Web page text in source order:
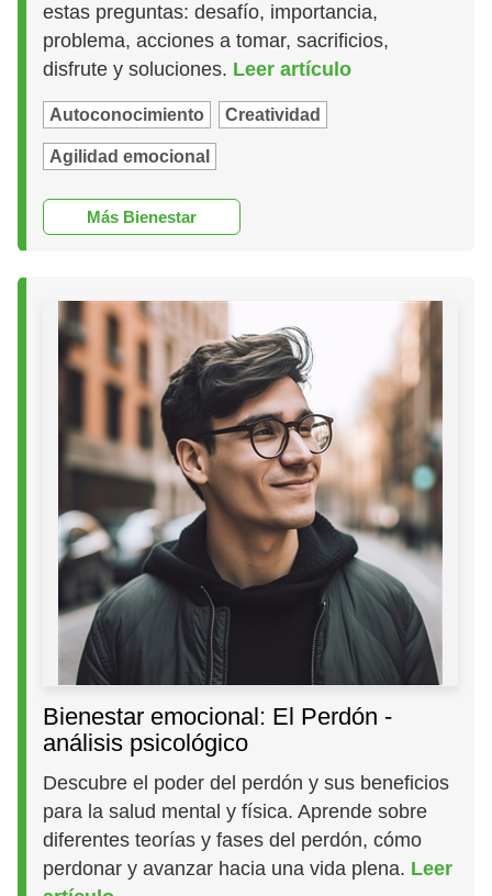
estas preguntas: desafío, importancia,
problema, acciones a tomar, sacrificios,
disfrute y soluciones. Leer artículo
Autoconocimiento Creatividad
Agilidad emocional
Más Bienestar
Bienestar emocional: El Perdón -
análisis psicológico
Descubre el poder del perdón y sus beneficios
para la salud mental y física. Aprende sobre
diferentes teorías y fases del perdón, cómo
perdonar y avanzar hacia una vida plena. Leer